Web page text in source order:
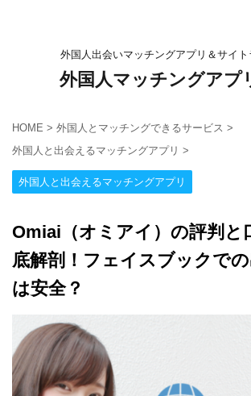
外国人出会いマッチングアプリ＆サイ
外国人マッチングアプ
HOME > 外国人とマッチングできるサービス >
外国人と出会えるマッチングアプリ >
外国人と出会えるマッチングアプリ
Omiai（オミアイ）の評判と
底解剖！フェイスブックで
は安全？